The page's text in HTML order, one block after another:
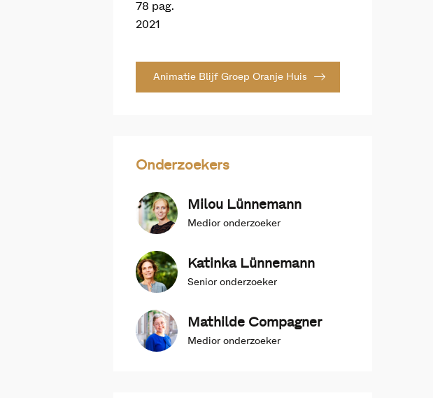
78 pag.
2021
Animatie Blijf Groep Oranje Huis
Onderzoekers
Milou Lünnemann
Medior onderzoeker
Katinka Lünnemann
Senior onderzoeker
Mathilde Compagner
Medior onderzoeker